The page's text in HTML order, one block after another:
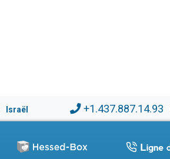
Israël +1.437.887.14.93